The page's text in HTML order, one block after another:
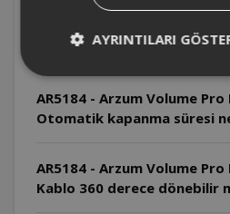
Plakalar hangi malzemeden
AR5184 - Arzum Volume
Otomatik kapanma süresi
AR5184 - Arzum Volume
Kablo 360 derece dönebilir
AYRINTILARI